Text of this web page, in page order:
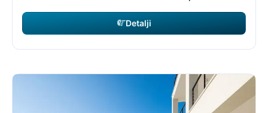
Detalji